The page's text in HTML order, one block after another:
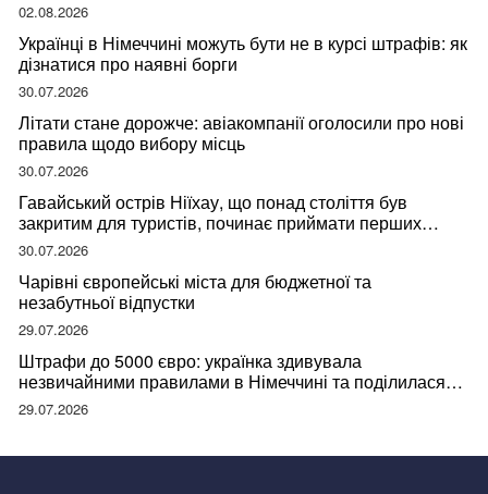
02.08.2026
Українці в Німеччині можуть бути не в курсі штрафів: як
дізнатися про наявні борги
30.07.2026
Літати стане дорожче: авіакомпанії оголосили про нові
правила щодо вибору місць
30.07.2026
Гавайський острів Ніїхау, що понад століття був
закритим для туристів, починає приймати перших
відвідувачів
30.07.2026
Чарівні європейські міста для бюджетної та
незабутньої відпустки
29.07.2026
Штрафи до 5000 євро: українка здивувала
незвичайними правилами в Німеччині та поділилася
правдою
29.07.2026